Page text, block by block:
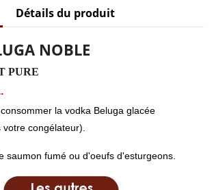
Détails du produit
NOBLE
PURE
la vodka Beluga glacée
congélateur).
saumon fumé ou d'oeufs d'esturgeons.